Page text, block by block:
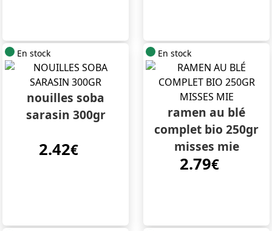
En stock
nouilles soba
sarasin 300gr
2.42€
En stock
ramen au blé
complet bio 250gr
misses mie
2.79€